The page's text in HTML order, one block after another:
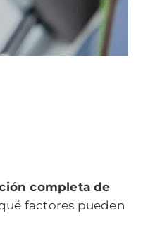
completa de
factores pueden